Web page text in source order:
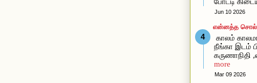
போட்டி
Jun 10 2026
என்னத்த
காலம்
நீங்கா இடம்
கருணாநிதி
more
Mar 09 2026